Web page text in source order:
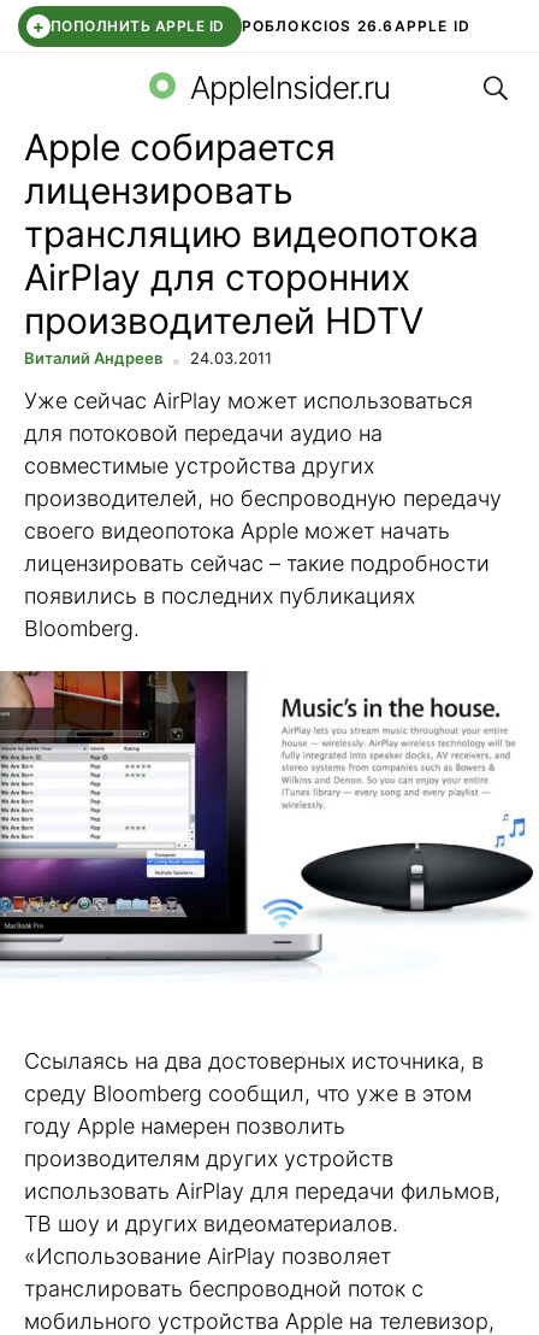
+ ПОПОЛНИТЬ APPLE ID РОБЛОКСIOS 26.6 APPLE ID
WHATSAPP DDE STOREAPP STOREOZON БАНК
AppleInsider.ru
Apple собирается
лицензировать
трансляцию видеопотока
AirPlay для сторонних
производителей HDTV
Виталий Андреев 24.03.2011
Уже сейчас AirPlay может использоваться
для потоковой передачи аудио на
совместимые устройства других
производителей, но беспроводную передачу
своего видеопотока Apple может начать
лицензировать сейчас – такие подробности
появились в последних публикациях
Bloomberg.
Ссылаясь на два достоверных источника, в
среду Bloomberg сообщил, что уже в этом
году Apple намерен позволить
производителям других устройств
использовать AirPlay для передачи фильмов,
ТВ шоу и других видеоматериалов.
«Использование AirPlay позволяет
транслировать беспроводной поток с
мобильного устройства Apple на телевизор,